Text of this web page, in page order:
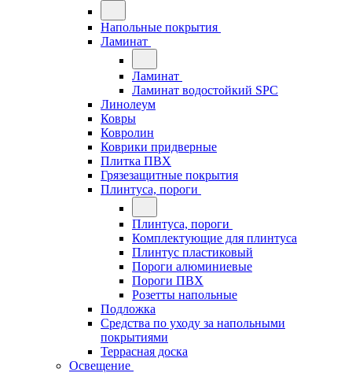
Напольные покрытия
Ламинат
Ламинат
Ламинат водостойкий SPC
Линолеум
Ковры
Ковролин
Коврики придверные
Плитка ПВХ
Грязезащитные покрытия
Плинтуса, пороги
Плинтуса, пороги
Комплектующие для плинтуса
Плинтус пластиковый
Пороги алюминиевые
Пороги ПВХ
Розетты напольные
Подложка
Средства по уходу за напольными
покрытиями
Террасная доска
Освещение